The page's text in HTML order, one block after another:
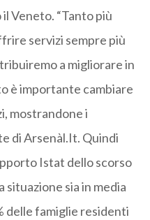
Veneto. “Tanto più
servizi sempre più
a migliorare in
è importante cambiare
mostrandone i
di Arsenàl.It. Quindi
Istat dello scorso
situazione sia in media
delle famiglie residenti